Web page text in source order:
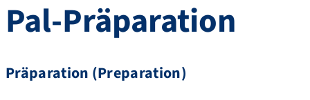
Pal-Präparation
Präparation (Preparation)